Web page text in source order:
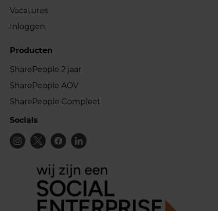
Vacatures
Inloggen
Producten
SharePeople 2 jaar
SharePeople AOV
SharePeople Compleet
Socials